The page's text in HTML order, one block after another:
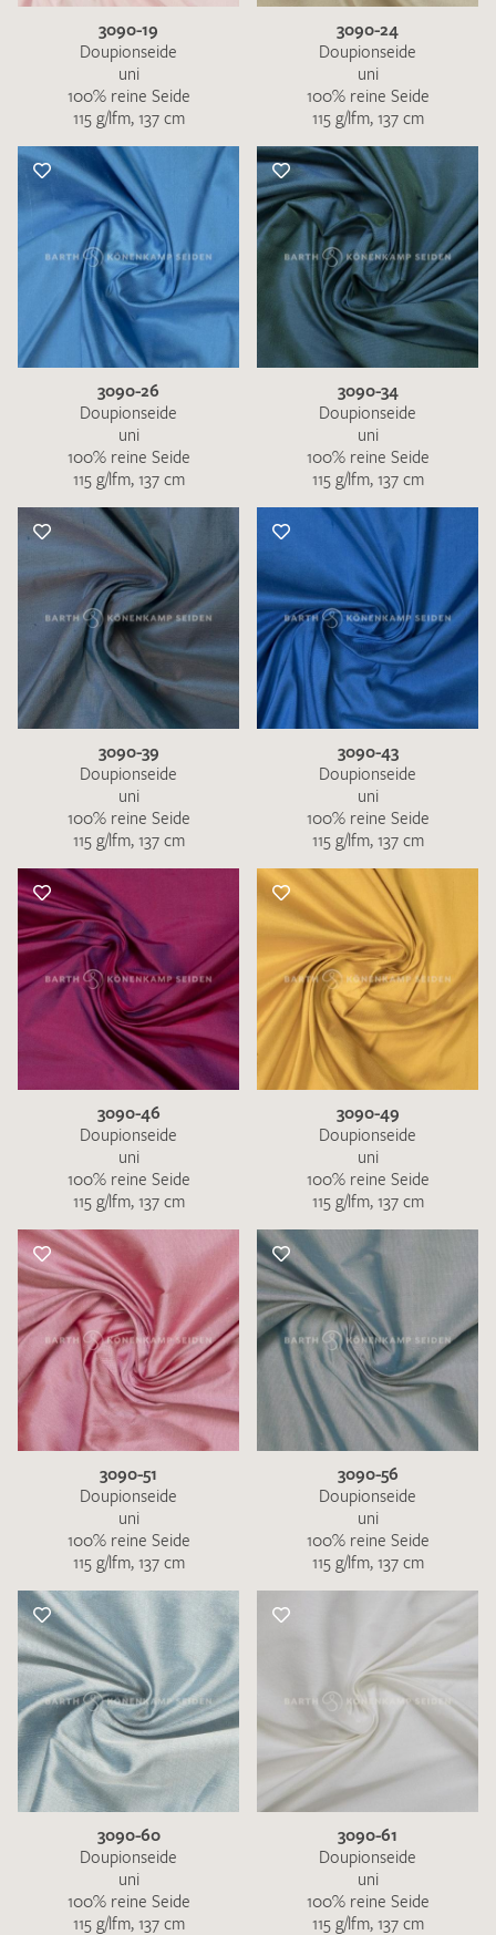
3090-19
Doupionseide
uni
100% reine Seide
115 g/lfm, 137 cm
3090-24
Doupionseide
uni
100% reine Seide
115 g/lfm, 137 cm
3090-26
Doupionseide
uni
100% reine Seide
115 g/lfm, 137 cm
3090-34
Doupionseide
uni
100% reine Seide
115 g/lfm, 137 cm
3090-39
Doupionseide
uni
100% reine Seide
115 g/lfm, 137 cm
3090-43
Doupionseide
uni
100% reine Seide
115 g/lfm, 137 cm
3090-46
Doupionseide
uni
100% reine Seide
115 g/lfm, 137 cm
3090-49
Doupionseide
uni
100% reine Seide
115 g/lfm, 137 cm
3090-51
Doupionseide
uni
100% reine Seide
115 g/lfm, 137 cm
3090-56
Doupionseide
uni
100% reine Seide
115 g/lfm, 137 cm
3090-60
Doupionseide
uni
100% reine Seide
115 g/lfm, 137 cm
3090-61
Doupionseide
uni
100% reine Seide
115 g/lfm, 137 cm